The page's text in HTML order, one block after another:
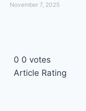
November 7, 2025
0 0 votes
Article Rating